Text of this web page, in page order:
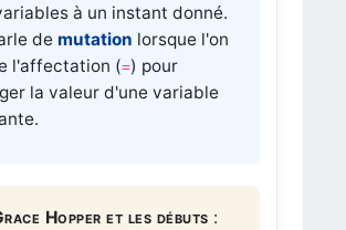
à un instant donné.
de mutation lorsque l'on
l'affectation (=) pour
la valeur d'une variable
Hopper et les débuts :